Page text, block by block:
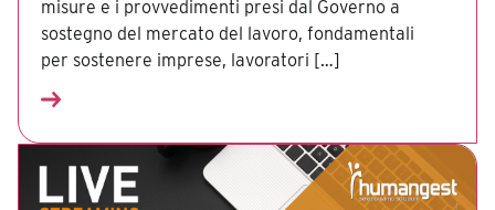
misure e i provvedimenti presi dal Governo a
sostegno del mercato del lavoro, fondamentali
per sostenere imprese, lavoratori […]